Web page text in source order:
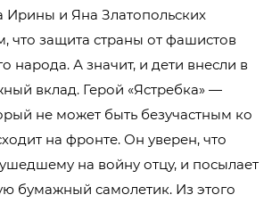
Ирины и Яна Златопольских
что защита страны от фашистов
народа. А значит, и дети внесли в
вклад. Герой «Ястребка» —
не может быть безучастным ко
на фронте. Он уверен, что
на войну отцу, и посылает
бумажный самолетик. Из этого